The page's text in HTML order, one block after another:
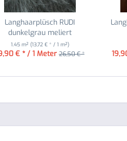
Langhaarplüsch RUDI
dunkelgrau meliert
1.45 m² (13,72 € * / 1 m²)
€ * / 1 Meter 26,50 € *